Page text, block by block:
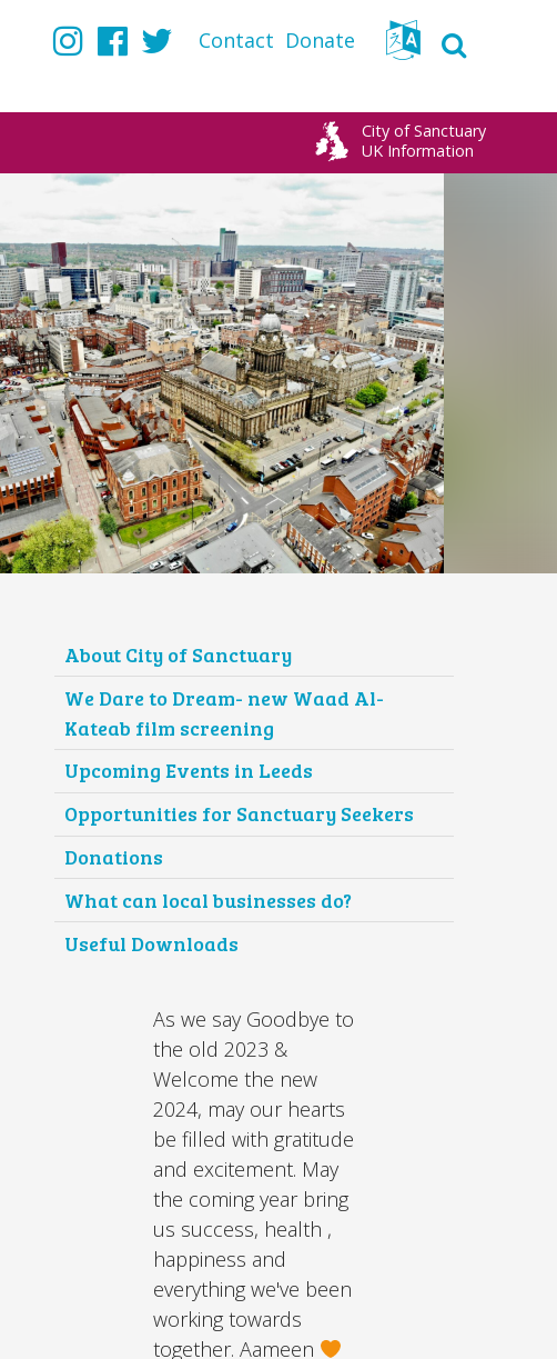
Contact Donate
City of Sanctuary
UK Information
About City of Sanctuary
We Dare to Dream- new Waad Al-
Kateab film screening
Upcoming Events in Leeds
Opportunities for Sanctuary Seekers
Donations
What can local businesses do?
Useful Downloads
As we say Goodbye to
the old 2023 &
Welcome the new
2024, may our hearts
be filled with gratitude
and excitement. May
the coming year bring
us success, health ,
happiness and
everything we've been
working towards
together. Aameen